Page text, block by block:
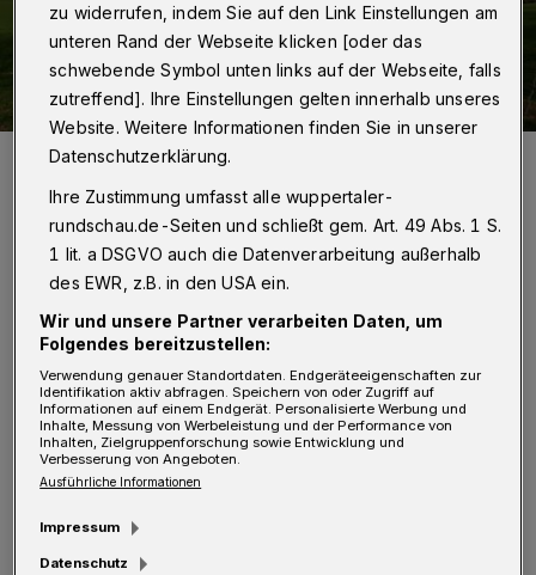
Blick über die Marper Wiesen.
„Bereits damals haben wir den Vorstoß, den
Eingang zum Scharpenacken zu bebauen,
abgelehnt. Leider hat der Entschluss der
Bezirksregierung, das Gebiet gegen das Votum
der Verwaltung und der Politik als
sogenannten Allgemeinen Siedlungsbereich
(ASB) auszuweisen, diesen neuerlichen
zu widerrufen, indem Sie auf den Link Einstellungen am
unteren Rand der Webseite klicken [oder das
schwebende Symbol unten links auf der Webseite, falls
zutreffend]. Ihre Einstellungen gelten innerhalb unseres
Website. Weitere Informationen finden Sie in unserer
Datenschutzerklärung.
Ihre Zustimmung umfasst alle wuppertaler-
rundschau.de-Seiten und schließt gem. Art. 49 Abs. 1 S.
1 lit. a DSGVO auch die Datenverarbeitung außerhalb
des EWR, z.B. in den USA ein.
Wir und unsere Partner verarbeiten Daten, um
Folgendes bereitzustellen:
Verwendung genauer Standortdaten. Endgeräteeigenschaften zur
Identifikation aktiv abfragen. Speichern von oder Zugriff auf
Informationen auf einem Endgerät. Personalisierte Werbung und
Inhalte, Messung von Werbeleistung und der Performance von
Inhalten, Zielgruppenforschung sowie Entwicklung und
Verbesserung von Angeboten.
Ausführliche Informationen
Impressum
Datenschutz